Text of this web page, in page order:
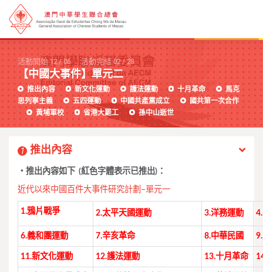
活動開始 12/06 活動完結 02/28
【中國大事件】單元二
推出內容 新文化運動 護法運動 十月革命
馬克
思列寧主義
五四運動 中國共產黨成立
國共第一次合作
黃埔軍校
省港大罷工 孫中山逝世
1 推出內容
‧推出內容如下 (紅色字體表示已推出)：
近代以來中國百件大事件研究計劃–單元一
1.鴉片戰爭 2.太平天國運動 3.洋務運動
6.義和團運動 7.辛亥革命 8.中華民國
11.新文化運動 12.護法運動 13.十月革命